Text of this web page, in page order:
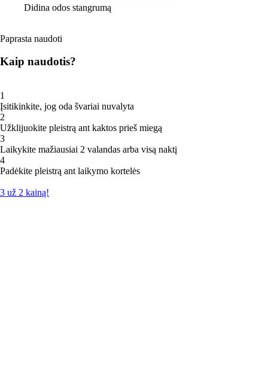
Didina odos stangrumą
Paprasta naudoti
Kaip naudotis?
1
Įsitikinkite, jog oda švariai nuvalyta
2
Užklijuokite pleistrą ant kaktos prieš miegą
3
Laikykite mažiausiai 2 valandas arba visą naktį
4
Padėkite pleistrą ant laikymo kortelės
3 už 2 kainą!